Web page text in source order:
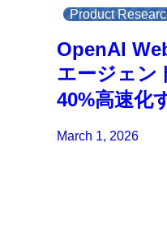
Product
OpenAI
エージェン
40%高速化
March 1, 2026